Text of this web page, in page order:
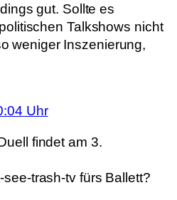
gut. Sollte es
Talkshows nicht
weniger Inszenierung,
Uhr
findet am 3.
trash-tv fürs Ballett?